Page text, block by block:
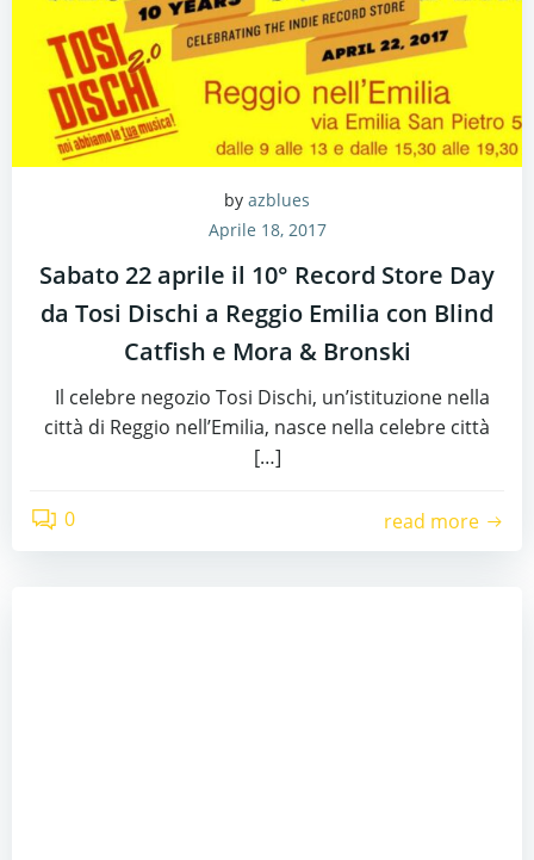
by azblues
Aprile 18, 2017
Sabato 22 aprile il 10° Record Store Day
da Tosi Dischi a Reggio Emilia con Blind
Catfish e Mora & Bronski
Il celebre negozio Tosi Dischi, un’istituzione nella
città di Reggio nell’Emilia, nasce nella celebre città
[…]
0 read more